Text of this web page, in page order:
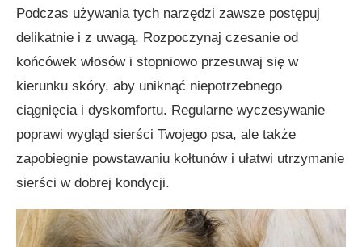
Podczas używania tych narzędzi zawsze postępuj
delikatnie i z uwagą. Rozpoczynaj czesanie od
końcówek włosów i stopniowo przesuwaj się w
kierunku skóry, aby uniknąć niepotrzebnego
ciągnięcia i dyskomfortu. Regularne wyczesywanie
poprawi wygląd sierści Twojego psa, ale także
zapobiegnie powstawaniu kołtunów i ułatwi utrzymanie
sierści w dobrej kondycji.